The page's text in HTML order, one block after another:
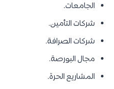
الجامعات.
شركات التأمين.
شركات الصرافة.
مجال البورصة.
المشاريع الحرة.